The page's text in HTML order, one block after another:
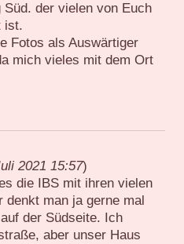
Süd. der vielen von Euch
ist.
Fotos als Auswärtiger
mich vieles mit dem Ort
2021 15:57)
die IBS mit ihren vielen
denkt man ja gerne mal
der Südseite. Ich
aber unser Haus